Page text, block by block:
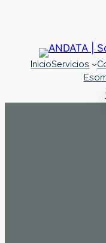
InicioServicios